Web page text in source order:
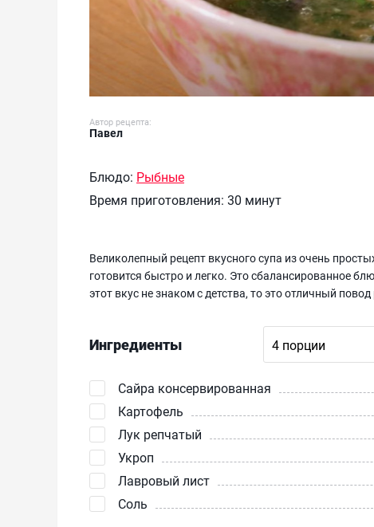
Автор рецепта:
Павел
Блюдо: Рыбные
Время приготовления: 30 минут
Великолепный рецепт вкусного супа из очень
готовится быстро и легко. Это сбалансированное
этот вкус не знаком с детства, то это отличный
Ингредиенты
Сайра консервированная
Картофель
Лук репчатый
Укроп
Лавровый лист
Соль